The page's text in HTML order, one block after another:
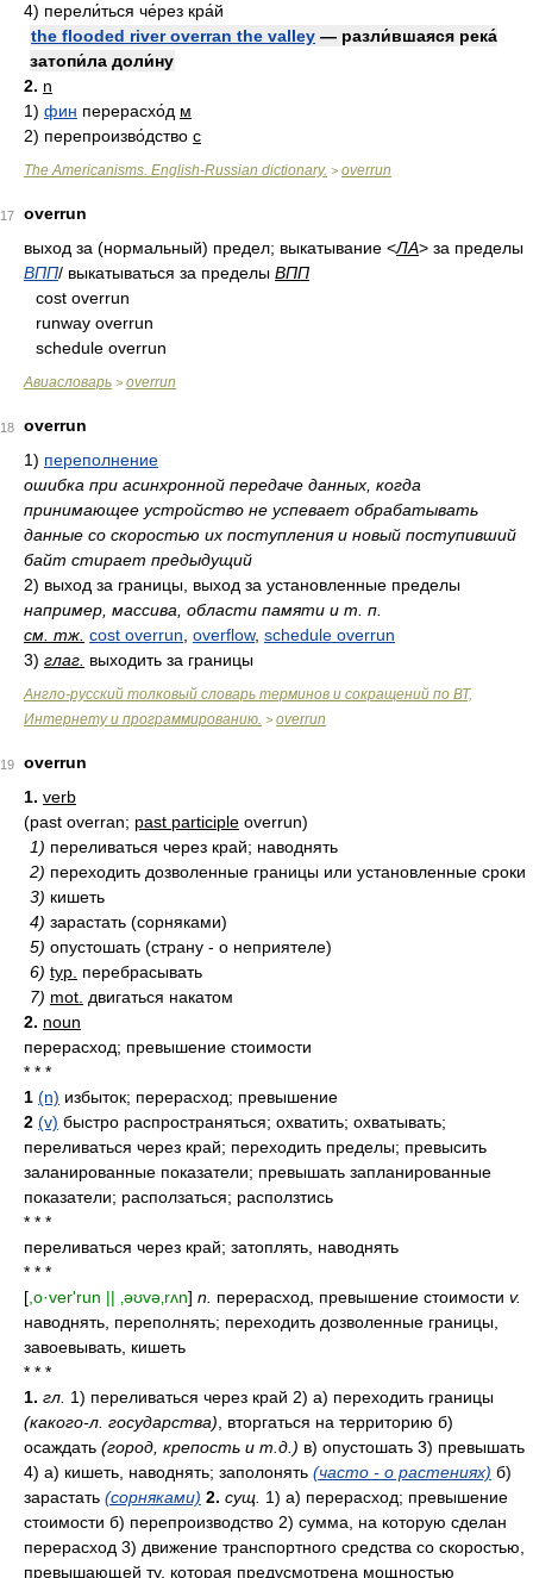
4) перели́ться че́рез кра́й
the flooded river overran the valley — разли́вшаяся река́
затопи́ла доли́ну
2. n
1) фин перерасхо́д м
2) перепроизво́дство с
The Americanisms. English-Russian dictionary. > overrun
17
overrun
выход за (нормальный) предел; выкатывание <ЛА> за пределы
ВПП/ выкатываться за пределы ВПП
cost overrun
runway overrun
schedule overrun
Авиасловарь > overrun
18
overrun
1) переполнение
ошибка при асинхронной передаче данных, когда
принимающее устройство не успевает обрабатывать
данные со скоростью их поступления и новый поступивший
байт стирает предыдущий
2) выход за границы, выход за установленные пределы
например, массива, области памяти и т. п.
см. тж. cost overrun overflow, schedule overrun
3) глаг. выходить за границы
Англо-русский толковый словарь терминов и сокращений по ВТ,
Интернету и программированию. > overrun
19
overrun
1. verb
(past overran; past participle overrun)
1) переливаться через край; наводнять
2) переходить дозволенные границы или установленные сроки
3) кишеть
4) зарастать (сорняками)
5) опустошать (страну - о неприятеле)
6) typ. перебрасывать
7) mot. двигаться накатом
2. noun
перерасход; превышение стоимости
* * *
1 (n) избыток; перерасход; превышение
2 (v) быстро распространяться; охватить; охватывать;
переливаться через край; переходить пределы; превысить
заланированные показатели; превышать запланированные
показатели; расползаться; расползтись
* * *
переливаться через край; затоплять, наводнять
* * *
[ ,o·ver'run || ‚əʊvə‚rʌn] n. перерасход, превышение стоимости v.
наводнять, переполнять; переходить дозволенные границы,
завоевывать, кишеть
* * *
1. гл. 1) переливаться через край 2) а) переходить границы
(какого-л. государства) , вторгаться на территорию б)
осаждать (город, крепость и т.д.) в) опустошать 3) превышать
4) а) кишеть, наводнять; заполонять (часто - о растениях) б)
зарастать (сорняками) 2. сущ. 1) а) перерасход; превышение
стоимости б) перепроизводство 2) сумма, на которую сделан
перерасход 3) движение транспортного средства со скоростью,
превышающей ту, которая предусмотрена мощностью